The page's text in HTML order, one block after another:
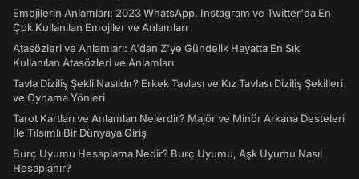
Emojilerin Anlamları: 2023 WhatsApp, Instagram ve Twitter'da En
Çok Kullanılan Emojiler ve Anlamları
Atasözleri ve Anlamları: A'dan Z'ye Gündelik Hayatta En Sık
Kullanılan Atasözleri ve Anlamları
Tavla Diziliş Şekli Nasıldır? Erkek Tavlası ve Kız Tavlası Diziliş Şekilleri
ve Oynama Yönleri
Tarot Kartları ve Anlamları Nelerdir? Majör ve Minör Arkana Desteleri
İle Tılsımlı Bir Dünyaya Giriş
Burç Uyumu Hesaplama Nedir? Burç Uyumu, Aşk Uyumu Nasıl
Hesaplanır?